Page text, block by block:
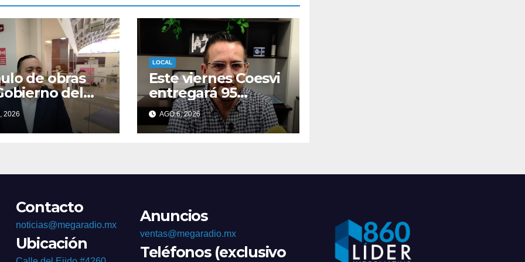
de obras
del
se iniciarán
2026
LOCAL
Este viernes Coesvi
entregará 95
escrituras en la
UTCJ
AGO 6, 2026
Contacto
noticias@megaradio.mx
Ubicación
Anuncios
ventas@megaradio.mx
Teléfonos (exclusivo